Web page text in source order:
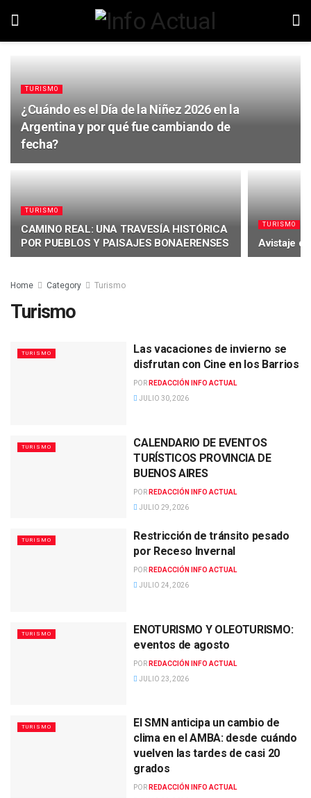
TURISMO
¿Cuándo es el Día de la Niñez 2026 en la
Argentina y por qué fue cambiando de
fecha?
TURISMO
CAMINO REAL: UNA TRAVESÍA HISTÓRICA
POR PUEBLOS Y PAISAJES BONAERENSES
TURISMO
Avistaje
Home Category Turismo
Turismo
TURISMO
Las vacaciones de invierno se
disfrutan con Cine en los Barrios
POR REDACCIÓN INFO ACTUAL
JULIO 30, 2026
TURISMO
CALENDARIO DE EVENTOS
TURÍSTICOS PROVINCIA DE
BUENOS AIRES
POR REDACCIÓN INFO ACTUAL
JULIO 29, 2026
TURISMO
Restricción de tránsito pesado
por Receso Invernal
POR REDACCIÓN INFO ACTUAL
JULIO 24, 2026
TURISMO
ENOTURISMO Y OLEOTURISMO:
eventos de agosto
POR REDACCIÓN INFO ACTUAL
JULIO 23, 2026
TURISMO
El SMN anticipa un cambio de
clima en el AMBA: desde cuándo
vuelven las tardes de casi 20
grados
POR REDACCIÓN INFO ACTUAL